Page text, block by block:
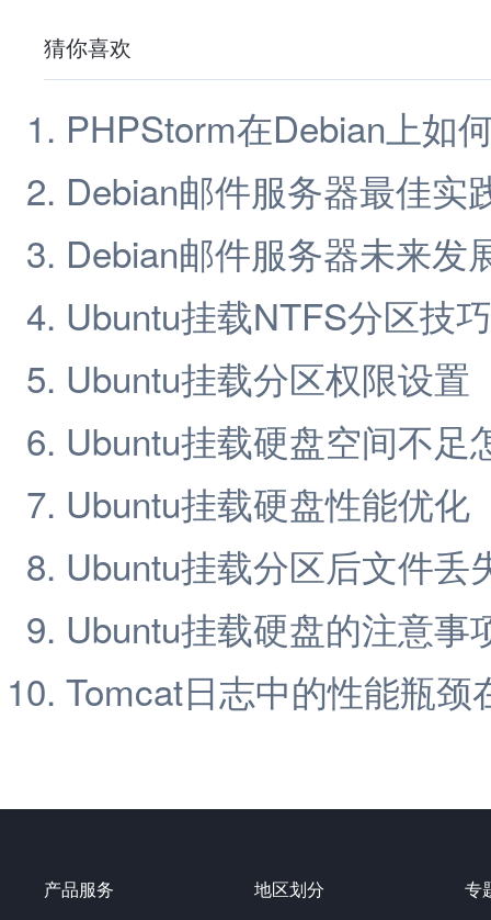
猜你喜欢
PHPStorm在Debian上如
Debian邮件服务器最佳实
Debian邮件服务器未来发
Ubuntu挂载NTFS分区技巧
Ubuntu挂载分区权限设置
Ubuntu挂载硬盘空间不足
Ubuntu挂载硬盘性能优化
Ubuntu挂载分区后文件丢
Ubuntu挂载硬盘的注意事
Tomcat日志中的性能瓶颈
产品服务 地区划分 专